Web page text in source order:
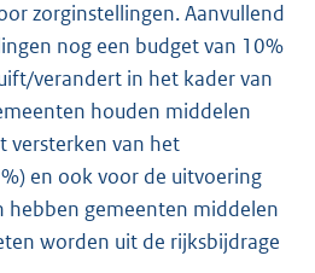
zorginstellingen. Aanvullend
nog een budget van 10%
verandert in het kader van
houden middelen
versterken van het
en ook voor de uitvoering
hebben gemeenten middelen
worden uit de rijksbijdrage